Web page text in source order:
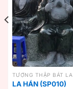
TƯỢNG THẬP BÁT
LA HÁN (SP010)